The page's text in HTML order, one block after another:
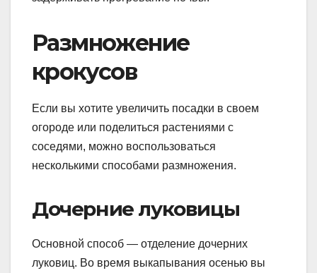
Размножение
крокусов
Если вы хотите увеличить посадки в своем
огороде или поделиться растениями с
соседями, можно воспользоваться
несколькими способами размножения.
Дочерние луковицы
Основной способ — отделение дочерних
луковиц. Во время выкапывания осенью вы